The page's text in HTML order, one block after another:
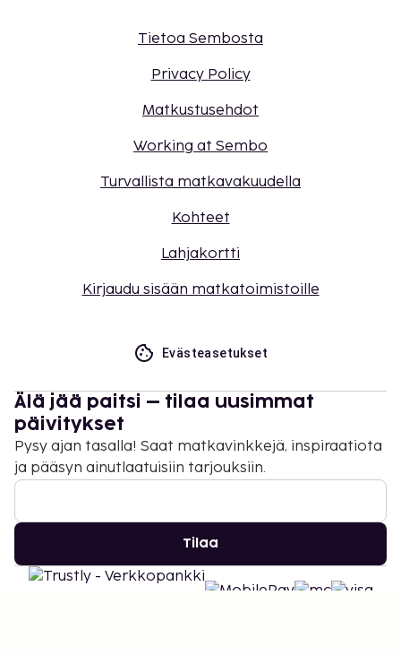
Tietoa Sembosta
Privacy Policy
Matkustusehdot
Working at Sembo
Turvallista matkavakuudella
Kohteet
Lahjakortti
Kirjaudu sisään matkatoimistoille
Evästeasetukset
Älä jää paitsi – tilaa uusimmat
päivitykset
Pysy ajan tasalla! Saat matkavinkkejä, inspiraatiota
ja pääsyn ainutlaatuisiin tarjouksiin.
Tilaa